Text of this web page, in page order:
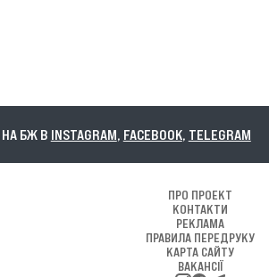
БЖ ВINSTAGRAM,FACEBOOK,TELEGRAM
ПРО ПРОЕКТ
КОНТАКТИ
РЕКЛАМА
ПРАВИЛА ПЕРЕДРУКУ
КАРТА САЙТУ
ВАКАНСІЇ